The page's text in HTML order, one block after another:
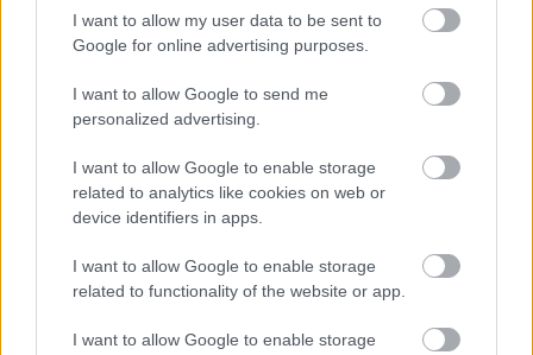
I want to allow my user data to be sent to
Google for online advertising purposes.
I want to allow Google to send me
personalized advertising.
I want to allow Google to enable storage
related to analytics like cookies on web or
device identifiers in apps.
I want to allow Google to enable storage
related to functionality of the website or app.
I want to allow Google to enable storage
έκδοση Ultra προσφέρεται η επιλογή Ultra
Panoramic, όπου δίνεται η δυνατότητα στον
πελάτη να αποκτήσει την πανοραμική γυάλινη
οροφή με ηλεκτρικό σκίαστρο.
Τιμές, Max 31.990 ευρώ, Ultra 34.390 ευρώ, Ultra
Panoramic 34.990 ευρώ. H Changan